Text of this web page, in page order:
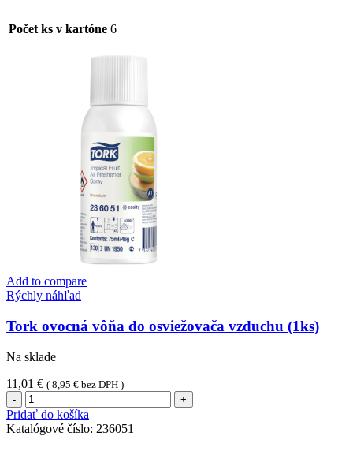
Počet ks v kartóne 6
Add to compare
Rýchly náhľad
Tork ovocná vôňa do osviežovača vzduchu (1ks)
Na sklade
11,01 € ( 8,95 € bez DPH )
množstvo
Tork
ovocná
vôňa
Pridať do košíka
Katalógové číslo: 236051